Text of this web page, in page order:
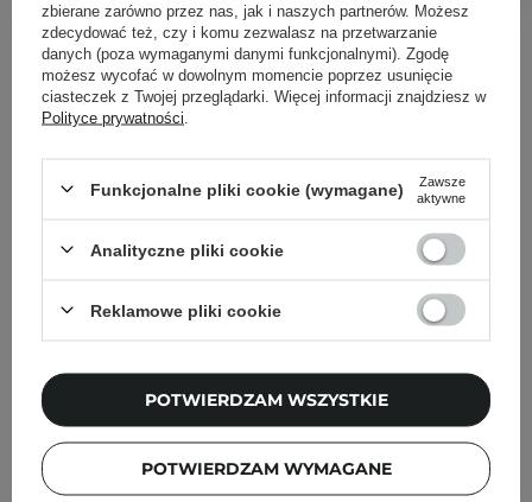
Inni klienci sprawdzali również
zbierane zarówno przez nas, jak i naszych partnerów. Możesz
zdecydować też, czy i komu zezwalasz na przetwarzanie
danych (poza wymaganymi danymi funkcjonalnymi). Zgodę
możesz wycofać w dowolnym momencie poprzez usunięcie
ciasteczek z Twojej przeglądarki. Więcej informacji znajdziesz w
Polityce prywatności
Funkcjonalne pliki cookie (wymagane)
Zawsze
aktywne
Analityczne pliki cookie
Reklamowe pliki cookie
POTWIERDZAM WYMAGANE
POTWIERDZAM WSZYSTKIE